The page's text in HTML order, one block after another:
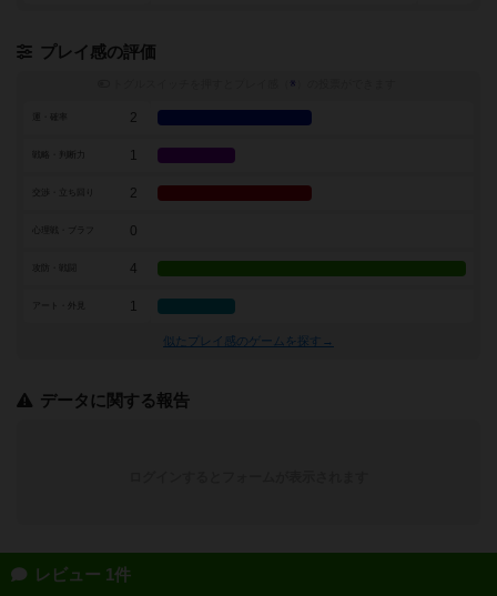
プレイ感の評価
※
2
戦略・判断力 1
2
0
4
アート・外見 1
似たプレイ感のゲームを探す→
データに関する報告
レビュー 1件